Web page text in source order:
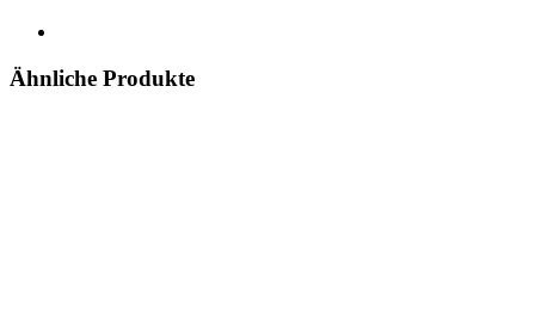
Ähnliche Produkte